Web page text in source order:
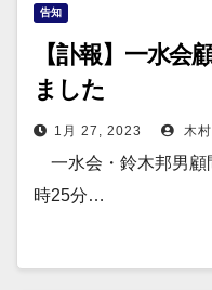
告知
【訃報】一水会
ました
1月 27, 2023 木
一水会・鈴木邦男顧
時25分…